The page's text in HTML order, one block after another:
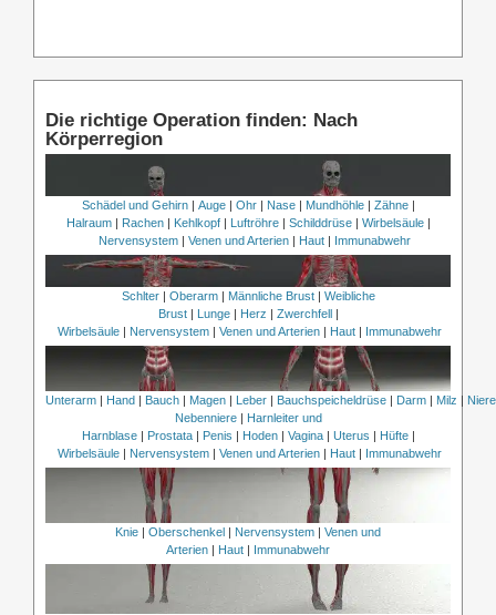
Die richtige Operation finden: Nach
Körperregion
Schädel und Gehirn| Auge| Ohr| Nase| Mundhöhle| Zähne|
Halraum| Rachen| Kehlkopf| Luftröhre| Schilddrüse| Wirbelsäule|
Nervensystem | Venen und Arterien | Haut | Immunabwehr
Schlter| Oberarm| Männliche Brust| Weibliche
Brust| Lunge| Herz | Zwerchfell|
Wirbelsäule | Nervensystem | Venen und Arterien | Haut | Immunabwehr
Unterarm| Hand| Bauch| Magen| Leber| Bauchspeicheldrüse| Darm| Milz |
Nebenniere| Harnleiter und
Harnblase| Prostata| Penis | Hoden| Vagina| Uterus | Hüfte|
Wirbelsäule | Nervensystem | Venen und Arterien | Haut | Immunabwehr
Knie Oberschenkel Nervensystem
Venen und
Arterien
Haut Immunabwehr